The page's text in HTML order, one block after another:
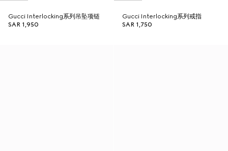
Gucci Interlocking系列吊坠项链
SAR 1,950
Gucci Interlocking系列戒指
SAR 1,750